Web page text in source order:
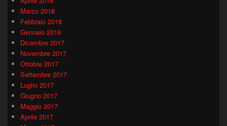
Marzo 2018
Febbraio 2018
Gennaio 2018
Dicembre 2017
Novembre 2017
Ottobre 2017
Settembre 2017
Luglio 2017
Giugno 2017
Maggio 2017
Aprile 2017